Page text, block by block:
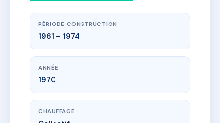
PÉRIODE CONSTRUCTION
1961 – 1974
ANNÉE
1970
CHAUFFAGE